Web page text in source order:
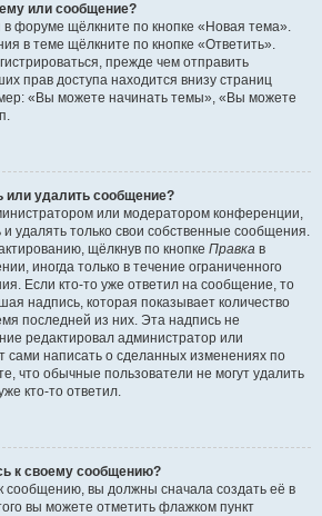
или сообщение?
форуме щёлкните по кнопке «Новая тема».
в теме щёлкните по кнопке «Ответить».
прежде чем отправить
прав доступа находится внизу страниц
«Вы можете начинать темы», «Вы можете
или удалить сообщение?
или модератором конференции,
удалять только свои собственные сообщения.
щёлкнув по кнопке Правка в
иногда только в течение ограниченного
Если кто-то уже ответил на сообщение, то
надпись, которая показывает количество
последней из них. Эта надпись не
редактировал администратор или
сами написать о сделанных изменениях по
что обычные пользователи не могут удалить
кто-то ответил.
к своему сообщению?
сообщению, вы должны сначала создать её в
вы можете отметить флажком пункт